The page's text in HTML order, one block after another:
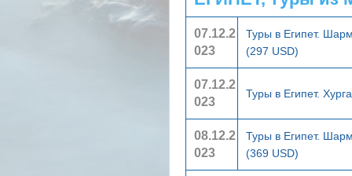
07.12.2
023
Туры в Египет.
(297 USD)
07.12.2
023
Туры в Египет.
08.12.2
023
Туры в Египет.
(369 USD)